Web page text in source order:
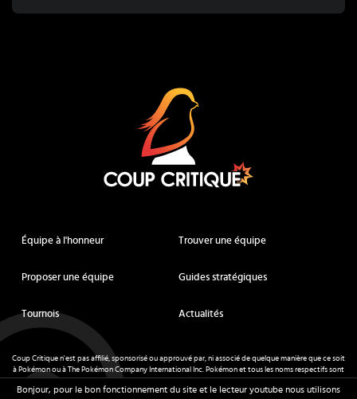
Équipe à l'honneur Trouver une équipe
Proposer une équipe Guides stratégiques
Tournois Actualités
Coup Critique n'est pas affilié, sponsorisé ou approuvé par, ni associé de quelque manière que ce soit
à Pokémon ou à The Pokémon Company International Inc. Pokémon et tous les noms respectifs sont
des marques déposées et des marques déposées. © de Nintendo 1996-2026.
Bonjour, pour le bon fonctionnement du site et le lecteur youtube nous utilisons